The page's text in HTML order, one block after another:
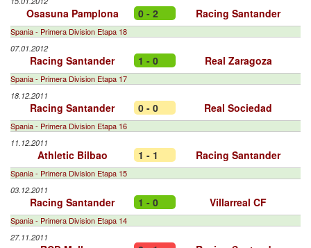
Osasuna Pamplona 0 - 2 Racing Santander
Spania - Primera Division Etapa 18
07.01.2012
Racing Santander 1 - 0 Real Zaragoza
Spania - Primera Division Etapa 17
18.12.2011
Racing Santander 0 - 0 Real Sociedad
Spania - Primera Division Etapa 16
11.12.2011
Athletic Bilbao 1 - 1 Racing Santander
Spania - Primera Division Etapa 15
03.12.2011
Racing Santander 1 - 0 Villarreal CF
Spania - Primera Division Etapa 14
27.11.2011